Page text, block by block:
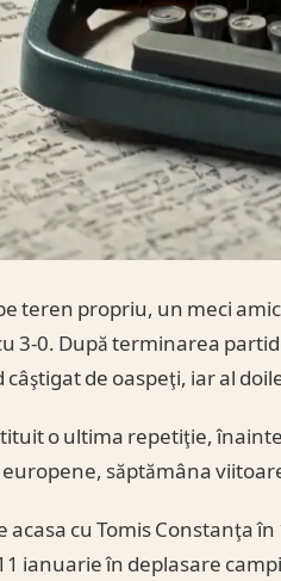
teren propriu, un meci
3-0. După terminarea
de oaspeţi, iar al
o ultima repetiţie,
săptămâna
cu Tomis Constanţa
ianuarie în deplasare